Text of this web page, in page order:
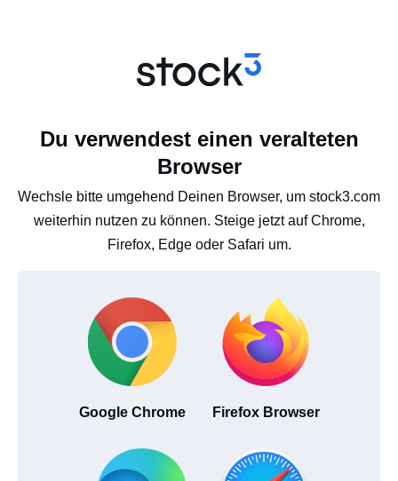
Du verwendest einen veralteten
Browser
Wechsle bitte umgehend Deinen Browser, um stock3.com
weiterhin nutzen zu können. Steige jetzt auf Chrome,
Firefox, Edge oder Safari um.
Google Chrome Firefox Browser